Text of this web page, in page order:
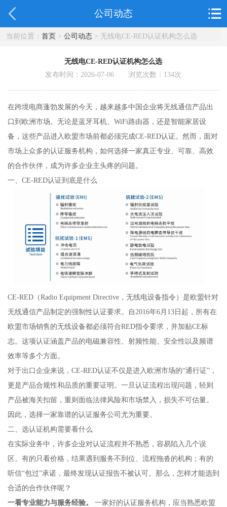
公司动态
当前位置： 首页> 公司动态> 无线电CE-RED认证机构怎么选
无线电CE-RED认证机构怎么选
发布时间：2026-07-06 浏览次数： 134次
在跨境电商蓬勃发展的今天，越来越多中国企业将无线通信产品出
口到欧洲市场。无论是蓝牙耳机、WiFi路由器，还是智能家居设
备，这些产品进入欧盟市场前都必须完成CE-RED认证。然而，面对
市场上众多的认证服务机构，如何选择一家真正专业、可靠、高效
的合作伙伴，成为许多企业主头疼的问题。
一、CE-RED认证到底是什么
CE-RED（Radio Equipment Directive，无线电设备指令）是欧盟针对
无线通信产品制定的强制性认证要求。自2016年6月13日起，所有在
欧盟市场销售的无线设备都必须符合RED指令要求，并加贴CE标
志。这项认证涵盖产品的电磁兼容性、射频性能、安全性以及频谱
效率等多个方面。
对于出口企业来说，CE-RED认证不仅是进入欧洲市场的“通行证”，
更是产品合规性和品质的重要证明。一旦认证流程出现问题，轻则
产品被海关扣留，重则面临法律风险和市场禁入，损失不可估量。
因此，选择一家靠谱的认证服务公司尤为重要。
二、选认证机构需要看什么
在实际业务中，许多企业对认证流程并不熟悉，容易陷入几个误
区。有的只看价格，结果遇到服务不到位、流程拖沓的机构；有的
听信“包过”承诺，最终发现认证报告不被认可。那么，怎样才能选到
合适的合作伙伴呢？
一看专业能力与服务经验。
一家好的认证服务机构，应当熟悉欧盟